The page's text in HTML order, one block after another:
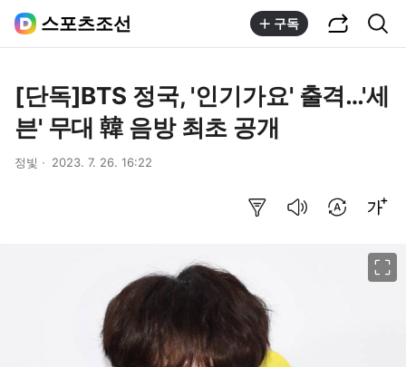
스포츠조선 구독
[단독]BTS 정국, '인기가요' 출격…'세
븐' 무대 韓 음방 최초 공개
정빛 2023. 7. 26. 16:22